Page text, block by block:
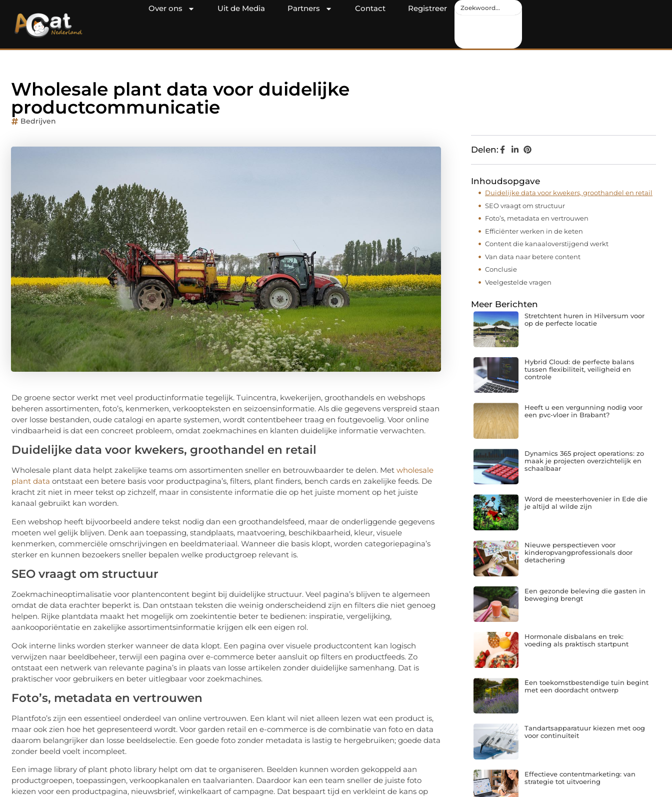
Over ons Uit de Media Partners Contact Registreer
Wholesale plant data voor duidelijke
productcommunicatie
Bedrijven
De groene sector werkt met veel productinformatie tegelijk. Tuincentra, kwekerijen, groothandels en webshops
beheren assortimenten, foto’s, kenmerken, verkoopteksten en seizoensinformatie. Als die gegevens verspreid staan
over losse bestanden, oude catalogi en aparte systemen, wordt contentbeheer traag en foutgevoelig. Voor online
vindbaarheid is dat een concreet probleem, omdat zoekmachines en klanten duidelijke informatie verwachten.
Duidelijke data voor kwekers, groothandel en retail
Wholesale plant data helpt zakelijke teams om assortimenten sneller en betrouwbaarder te delen. Met wholesale
plant data ontstaat een betere basis voor productpagina’s, filters, plant finders, bench cards en zakelijke feeds. De
kracht zit niet in meer tekst op zichzelf, maar in consistente informatie die op het juiste moment op het juiste
kanaal gebruikt kan worden.
Een webshop heeft bijvoorbeeld andere tekst nodig dan een groothandelsfeed, maar de onderliggende gegevens
moeten wel gelijk blijven. Denk aan toepassing, standplaats, maatvoering, beschikbaarheid, kleur, visuele
kenmerken, commerciële omschrijvingen en beeldmateriaal. Wanneer die basis klopt, worden categoriepagina’s
sterker en kunnen bezoekers sneller bepalen welke productgroep relevant is.
SEO vraagt om structuur
Zoekmachineoptimalisatie voor plantencontent begint bij duidelijke structuur. Veel pagina’s blijven te algemeen
omdat de data erachter beperkt is. Dan ontstaan teksten die weinig onderscheidend zijn en filters die niet genoeg
helpen. Rijke plantdata maakt het mogelijk om zoekintentie beter te bedienen: inspiratie, vergelijking,
aankooporiëntatie en zakelijke assortimentsinformatie krijgen elk een eigen rol.
Ook interne links worden sterker wanneer de data klopt. Een pagina over visuele productcontent kan logisch
verwijzen naar beeldbeheer, terwijl een pagina over e-commerce beter aansluit op filters en productfeeds. Zo
ontstaat een netwerk van relevante pagina’s in plaats van losse artikelen zonder duidelijke samenhang. Dat is
praktischer voor gebruikers en beter uitlegbaar voor zoekmachines.
Foto’s, metadata en vertrouwen
Plantfoto’s zijn een essentieel onderdeel van online vertrouwen. Een klant wil niet alleen lezen wat een product is,
maar ook zien hoe het gepresenteerd wordt. Voor garden retail en e-commerce is de combinatie van foto en data
daarom belangrijker dan losse beeldselectie. Een goede foto zonder metadata is lastig te hergebruiken; goede data
zonder beeld voelt incompleet.
Een image library of plant photo library helpt om dat te organiseren. Beelden kunnen worden gekoppeld aan
productgroepen, toepassingen, verkoopkanalen en taalvarianten. Daardoor kan een team sneller de juiste foto
kiezen voor een productpagina, nieuwsbrief, winkelkaart of campagne. Dat bespaart tijd en verkleint de kans op
Delen:
Inhoudsopgave
Duidelijke data voor kwekers, groothandel en retail
SEO vraagt om structuur
Foto’s, metadata en vertrouwen
Efficiënter werken in de keten
Content die kanaaloverstijgend werkt
Van data naar betere content
Conclusie
Veelgestelde vragen
Meer Berichten
Stretchtent huren in Hilversum voor
op de perfecte locatie
Hybrid Cloud: de perfecte balans
tussen flexibiliteit, veiligheid en
controle
Heeft u een vergunning nodig voor
een pvc-vloer in Brabant?
Dynamics 365 project operations: zo
maak je projecten overzichtelijk en
schaalbaar
Word de meesterhovenier in Ede die
je altijd al wilde zijn
Nieuwe perspectieven voor
kinderopvangprofessionals door
detachering
Een gezonde beleving die gasten in
beweging brengt
Hormonale disbalans en trek:
voeding als praktisch startpunt
Een toekomstbestendige tuin begint
met een doordacht ontwerp
Tandartsapparatuur kiezen met oog
voor continuïteit
Effectieve contentmarketing: van
strategie tot uitvoering